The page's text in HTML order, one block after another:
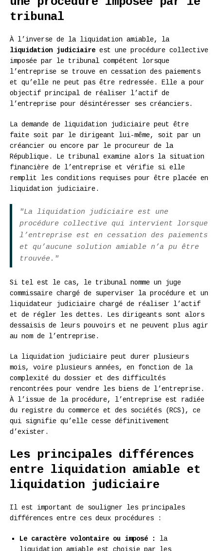
tribunal
À l’inverse de la liquidation amiable, la
liquidation judiciaire est une procédure collective
imposée par le tribunal compétent lorsque
l’entreprise se trouve en cessation des paiements
et qu’elle ne peut pas être redressée. Elle a pour
objectif principal de réaliser l’actif de
l’entreprise pour désintéresser ses créanciers.
La demande de liquidation judiciaire peut être
faite soit par le dirigeant lui-même, soit par un
créancier ou encore par le procureur de la
République. Le tribunal examine alors la situation
financière de l’entreprise et vérifie si elle
remplit les conditions requises pour être placée en
liquidation judiciaire.
"La liquidation judiciaire est une
procédure collective qui intervient lorsque
l’entreprise est en cessation des paiements
et qu’aucune solution amiable n’a pu être
trouvée."
Si tel est le cas, le tribunal nomme un juge
commissaire chargé de superviser la procédure et un
liquidateur judiciaire chargé de réaliser l’actif
et de régler les dettes. Les dirigeants sont alors
dessaisis de leurs pouvoirs et ne peuvent plus agir
au nom de l’entreprise.
La liquidation judiciaire peut durer plusieurs
mois, voire plusieurs années, en fonction de la
complexité du dossier et des difficultés
rencontrées pour vendre les biens de l’entreprise.
À l’issue de la procédure, l’entreprise est radiée
du registre du commerce et des sociétés (RCS), ce
qui signifie qu’elle cesse définitivement
d’exister.
Les principales différences
entre liquidation amiable et
liquidation judiciaire
Il est important de souligner les principales
différences entre ces deux procédures :
Le caractère volontaire ou imposé :
la
liquidation amiable est choisie par les